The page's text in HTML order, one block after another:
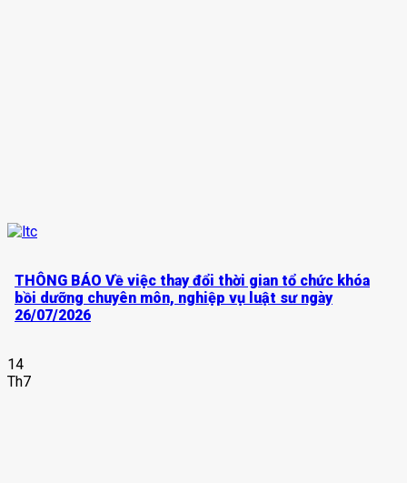
THÔNG BÁO Về việc thay đổi thời gian tổ chức khóa
bồi dưỡng chuyên môn, nghiệp vụ luật sư ngày
26/07/2026
14
Th7